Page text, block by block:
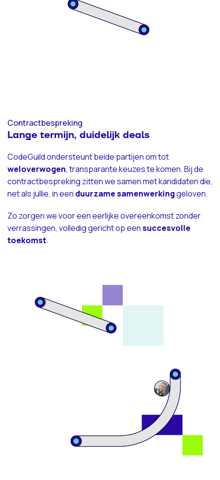
Contractbespreking
Lange termijn, duidelijk deals
CodeGuild ondersteunt beide partijen om tot
weloverwogen, transparante keuzes te komen. Bij de
contractbespreking zitten we samen met kandidaten die,
net als jullie, in een duurzamesamenwerkinggeloven.
Zo zorgen we voor een eerlijke overeenkomst zonder
verrassingen, volledig gericht op eensuccesvolle
toekomst.